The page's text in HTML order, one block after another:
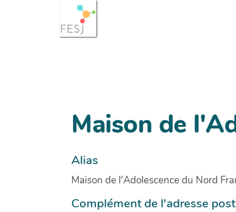
Maison de
Alias
Maison de l'Adolescence du Nord
Complément de l'adresse